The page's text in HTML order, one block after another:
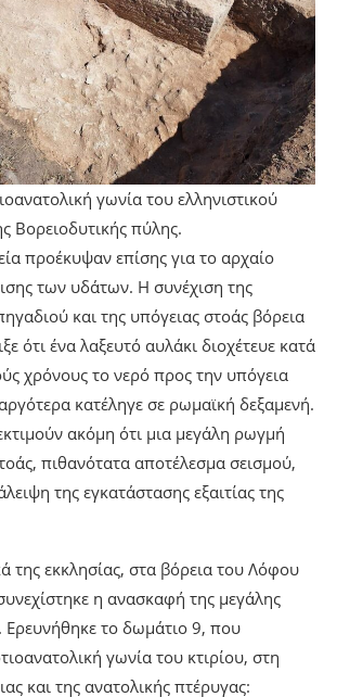
γωνία του ελληνιστικού
Βορειοδυτικής πύλης.
προέκυψαν επίσης για το αρχαίο
των υδάτων. Η συνέχιση της
και της υπόγειας στοάς βόρεια
ότι ένα λαξευτό αυλάκι διοχέτευε κατά
χρόνους το νερό προς την υπόγεια
κατέληγε σε ρωμαϊκή δεξαμενή.
ακόμη ότι μια μεγάλη ρωγμή
πιθανότατα αποτέλεσμα σεισμού,
της εγκατάστασης εξαιτίας της
της εκκλησίας, στα βόρεια του Λόφου
η ανασκαφή της μεγάλης
Ερευνήθηκε το δωμάτιο 9, που
γωνία του κτιρίου, στη
και της ανατολικής πτέρυγας: